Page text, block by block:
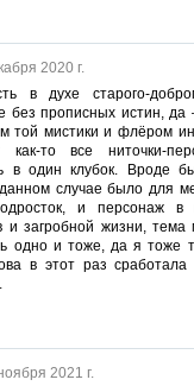
2020 г.
в духе старого-
без прописных истин,
той мистики и флёром
то все ниточки-
в один клубок. Вроде
случае было для
и персонаж в
и загробной жизни,
одно и тоже, да я тоже
в этот раз
2021 г.